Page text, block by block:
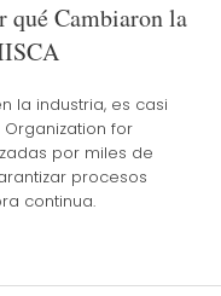
qué Cambiaron la
la industria, es casi
for
por miles de
procesos
continua.